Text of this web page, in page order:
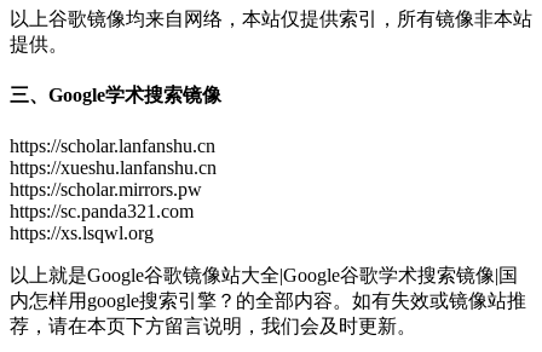
以上谷歌镜像均来自网络，本站仅提供索引，所有镜像非本站
提供。
三、Google学术搜索镜像
https://scholar.lanfanshu.cn
https://xueshu.lanfanshu.cn
https://scholar.mirrors.pw
https://sc.panda321.com
https://xs.lsqwl.org
以上就是Google谷歌镜像站大全|Google谷歌学术搜索镜像|国
内怎样用google搜索引擎？的全部内容。如有失效或镜像站推
荐，请在本页下方留言说明，我们会及时更新。